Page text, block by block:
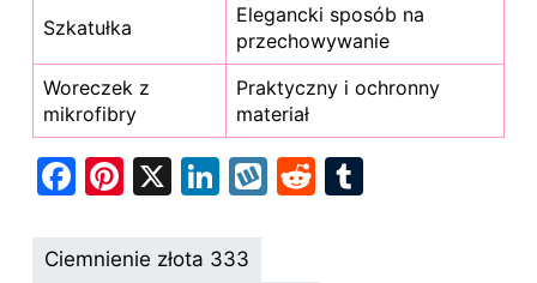
Szkatułka
Elegancki sposób na
przechowywanie
Woreczek z
mikrofibry
Praktyczny i ochronny
materiał
F
c
Pi
er
X
Li
k
W R
Ciemnienie złota 333